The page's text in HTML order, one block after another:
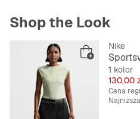
Shop the Look
Nike
1 kolor
Cena
130,00
Cena